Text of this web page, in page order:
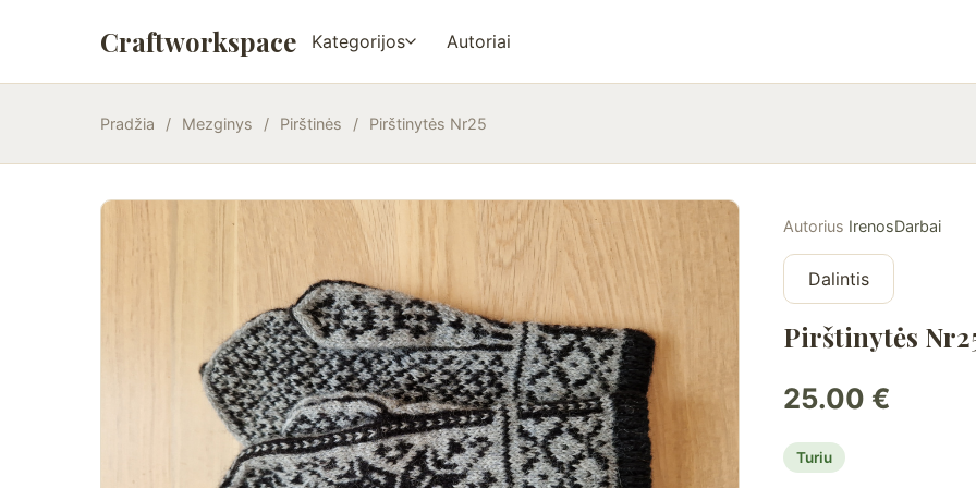
Craftworkspace Kategorijos Autoriai
Pradžia / Mezginys / Pirštinės / Pirštinytės Nr25
Autorius IrenosDarbai
Dalintis
Pirštinytės
25.00 €
Turiu